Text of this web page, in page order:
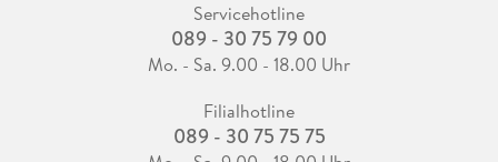
Servicehotline
089 - 30 75 79 00
Mo. - Sa. 9.00 - 18.00 Uhr
Filialhotline
089 - 30 75 75 75